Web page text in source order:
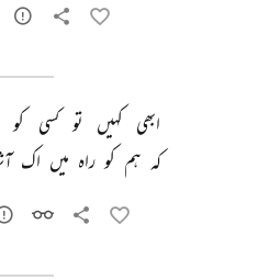
ابھی کہیں تو کسی کو
کہ ہم کو راہ میں اک